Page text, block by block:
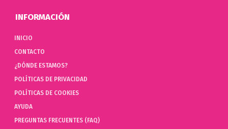
INFORMACIÓN
INICIO
CONTACTO
¿DÓNDE ESTAMOS?
POLÍTICAS DE PRIVACIDAD
POLÍTICAS DE COOKIES
AYUDA
PREGUNTAS FRECUENTES (FAQ)